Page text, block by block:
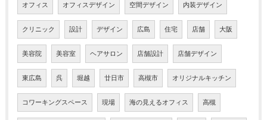
オフィス オフィスデザイン 空間デザイン 内装デザイン
クリニック 設計 デザイン 広島 住宅 店舗 大阪
美容院 美容室 ヘアサロン 店舗設計 店舗デザイン
東広島 呉 堀越 廿日市 高槻市 オリジナルキッチン
コワーキングスペース 現場 海の見えるオフィス 高槻